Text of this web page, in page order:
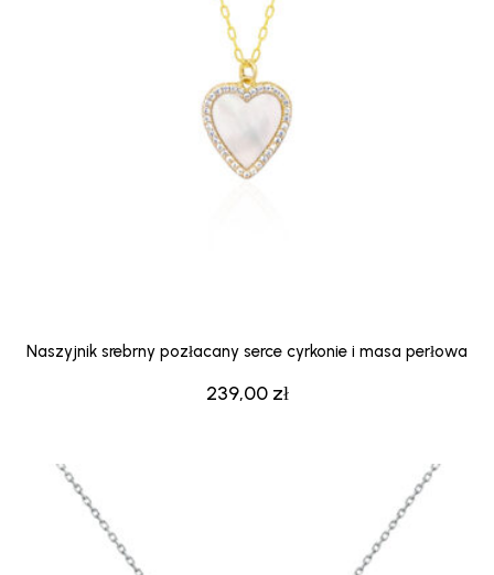
239,00 zł
Naszyjnik srebrny pozłacany serce cyrkonie i masa perłowa